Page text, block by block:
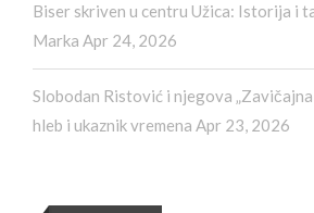
Biser skriven u centru Užica: Istorija i
Marka Apr 24, 2026
Slobodan Ristović i njegova
hleb i ukaznik vremena Apr 23, 2026